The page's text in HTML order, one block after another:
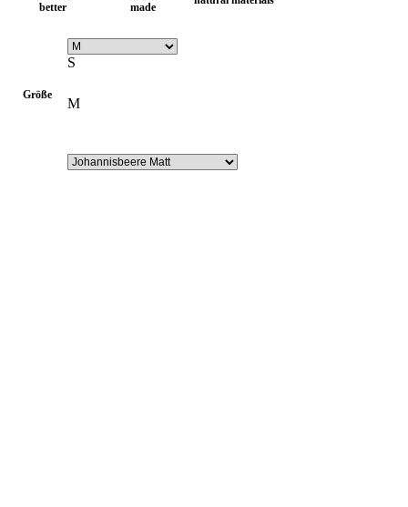
better
made
Größe
S
M